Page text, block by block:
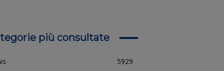
più consultate
5929